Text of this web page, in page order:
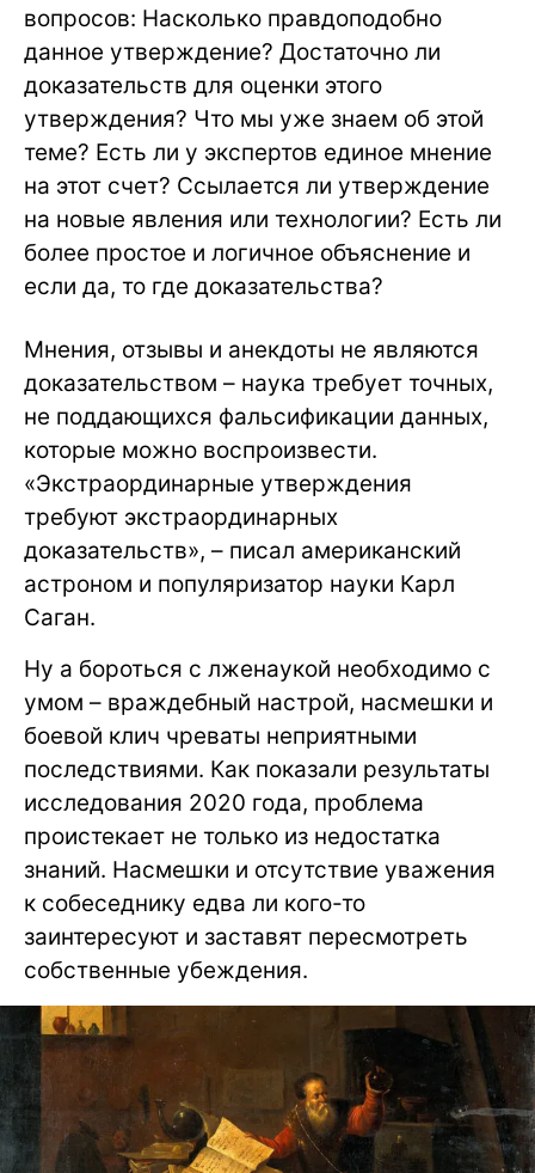
вопросов: Насколько правдоподобно
данное утверждение? Достаточно ли
доказательств для оценки этого
утверждения? Что мы уже знаем об этой
теме? Есть ли у экспертов единое мнение
на этот счет? Ссылается ли утверждение
на новые явления или технологии? Есть ли
более простое и логичное объяснение и
если да, то где доказательства?
Мнения, отзывы и анекдоты не являются
доказательством – наука требует точных,
не поддающихся фальсификации данных,
которые можно воспроизвести.
«Экстраординарные утверждения
требуют экстраординарных
доказательств», – писал американский
астроном и популяризатор науки Карл
Саган.
Ну а бороться с лженаукой необходимо с
умом – враждебный настрой, насмешки и
боевой клич чреваты неприятными
последствиями. Как показали результаты
исследования 2020 года, проблема
проистекает не только из недостатка
знаний. Насмешки и отсутствие уважения
к собеседнику едва ли кого-то
заинтересуют и заставят пересмотреть
собственные убеждения.